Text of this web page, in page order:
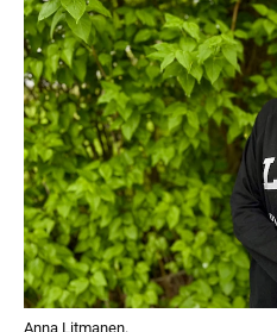
Anna Litmanen.